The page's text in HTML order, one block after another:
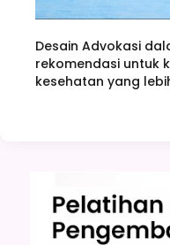
Desain Advokasi
rekomendasi untuk
kesehatan yang